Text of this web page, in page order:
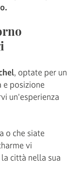
, optate per un
e posizione
un'esperienza
o che siate
vi
città nella sua